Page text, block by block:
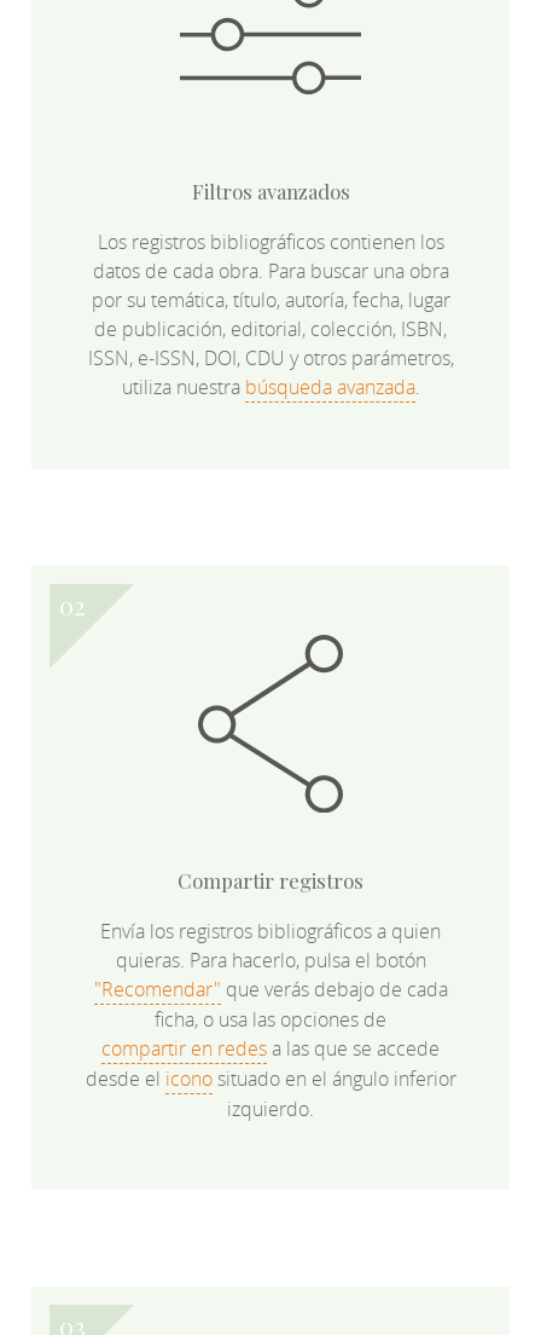
Filtros avanzados
Los registros bibliográficos contienen los
datos de cada obra. Para buscar una obra
por su temática, título, autoría, fecha, lugar
de publicación, editorial, colección, ISBN,
ISSN, e-ISSN, DOI, CDU y otros parámetros,
utiliza nuestra búsqueda avanzada.
Compartir registros
Envía los registros bibliográficos a quien
quieras. Para hacerlo, pulsa el botón
"Recomendar" que verás debajo de cada
ficha, o usa las opciones de
compartir en redesa las que se accede
desde el iconosituado en el ángulo inferior
izquierdo.